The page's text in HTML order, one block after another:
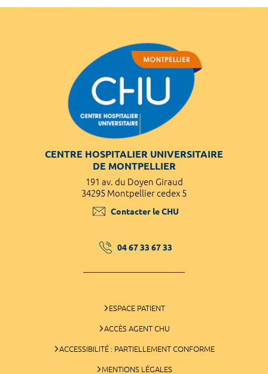
CENTRE HOSPITALIER UNIVERSITAIRE
DE MONTPELLIER
191 av. du Doyen Giraud
34295 Montpellier cedex 5
Contacter le CHU
04 67 33 67 33
ESPACE PATIENT
ACCÈS AGENT CHU
ACCESSIBILITÉ : PARTIELLEMENT CONFORME
MENTIONS LÉGALES